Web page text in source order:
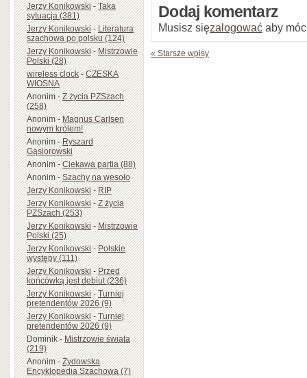
Jerzy Konikowski-Taka
sytuacja (381)
Jerzy Konikowski-Literatura
szachowa po polsku (124)
Jerzy Konikowski-Mistrzowie
Polski (28)
wireless clock-CZESKA
WIOSNA
Anonim-Z życia PZSzach
(258)
Anonim-Magnus Carlsen
nowym królem!
Anonim-Ryszard
Gąsiorowski
Anonim-Ciekawa partia (88)
Anonim-Szachy na wesoło
Jerzy Konikowski-RIP
Jerzy Konikowski-Z życia
PZSzach (253)
Jerzy Konikowski-Mistrzowie
Polski (25)
Jerzy Konikowski-Polskie
występy (111)
Jerzy Konikowski-Przed
końcówką jest debiut (236)
Jerzy Konikowski-Turniej
pretendentów 2026 (9)
Jerzy Konikowski-Turniej
pretendentów 2026 (9)
Dominik-Mistrzowie świata
(219)
Anonim-Żydowska
Encyklopedia Szachowa (7)
Dodaj komentarz
Musisz sięzalogować aby
« Starsze wpisy